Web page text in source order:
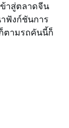
ข้าสู่ตลาดจีน
ฟังก์ชันการ
ตามรถคันนี้ก็